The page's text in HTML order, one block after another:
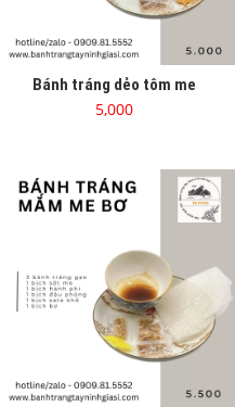
Bánh tráng dẻo tôm me
5,000